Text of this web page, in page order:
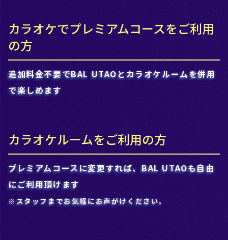
カラオケでプレミアムコースをご利用
の方
追加料金不要でBAL UTAOとカラオケルームを併用
で楽しめます
カラオケルームをご利用の方
プレミアムコースに変更すれば、BAL UTAOも自由
にご利用頂けます
※スタッフまでお気軽にお声がけください。